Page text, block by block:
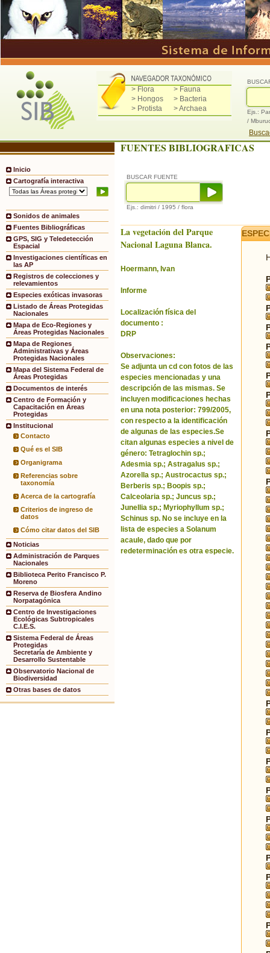
> Flora
> Fauna
> Hongos
> Bacteria
> Protista
> Archaea
Ejs.:
/
Inicio
Cartografía interactiva
Sonidos de animales
Fuentes Bibliográficas
GPS, SIG y Teledetección
Espacial
Investigaciones científicas en
las AP
Registros de colecciones y
relevamientos
Especies exóticas invasoras
Listado de Áreas Protegidas
Nacionales
Mapa de Eco-Regiones y
Áreas Protegidas Nacionales
Mapa de Regiones
Administrativas y Áreas
Protegidas Nacionales
Mapa del Sistema Federal de
Áreas Protegidas
Documentos de interés
Centro de Formación y
Capacitación en Áreas
Protegidas
Institucional
Contacto
Qué es el SIB
Organigrama
Referencias sobre
taxonomía
Acerca de la cartografía
Criterios de ingreso de
datos
Cómo citar datos del SIB
Noticias
Administración de Parques
Nacionales
Biblioteca Perito Francisco P.
Moreno
Reserva de Biosfera Andino
Norpatagónica
Centro de Investigaciones
Ecológicas Subtropicales
C.I.E.S.
Sistema Federal de Áreas
Protegidas
Secretaría de Ambiente y
Desarrollo Sustentable
Observatorio Nacional de
Biodiversidad
Otras bases de datos
FUENTES BIBLIOGRAFICAS
BUSCAR FUENTE
Ejs.: dimitri / 1995 / flora
La vegetación del Parque
Nacional Laguna Blanca.
Hoermann, Ivan
Informe
Localización física del
documento :
DRP
Observaciones:
Se adjunta un cd con fotos de las
especies mencionadas y una
descripción de las mismas. Se
incluyen modificaciones hechas
en una nota posterior: 799/2005,
con respecto a la identificación
de algunas de las especies.Se
citan algunas especies a nivel de
género: Tetraglochin sp.;
Adesmia sp.; Astragalus sp.;
Azorella sp.; Austrocactus sp.;
Berberis sp.; Boopis sp.;
Calceolaria sp.; Juncus sp.;
Junellia sp.; Myriophyllum sp.;
Schinus sp. No se incluye en la
lista de especies a Solanum
acaule, dado que por
redeterminación es otra especie.